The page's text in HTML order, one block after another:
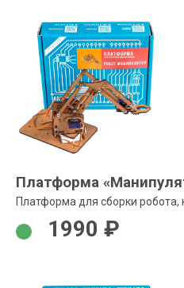
Платформа
Платформа для сборки робота,
1990 ₽